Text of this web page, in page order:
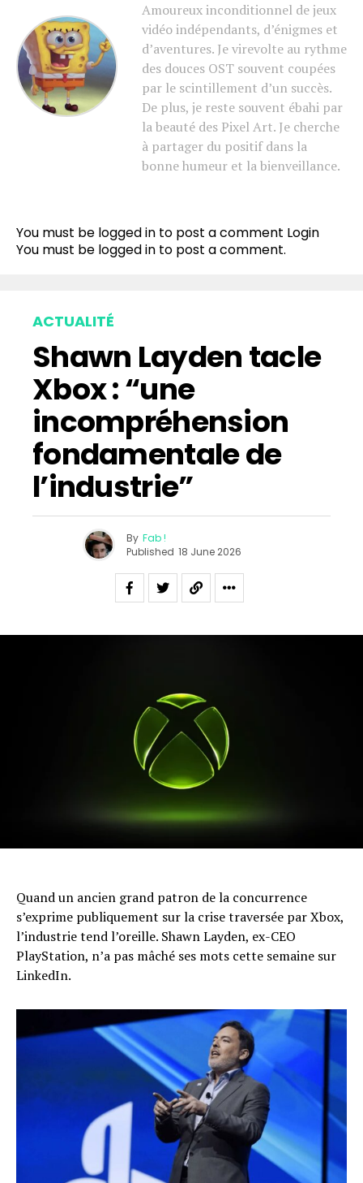
Amoureux inconditionnel de jeux
vidéo indépendants, d’énigmes et
d’aventures. Je virevolte au rythme
des douces OST souvent coupées
par le scintillement d’un succès.
De plus, je reste souvent ébahi par
la beauté des Pixel Art. Je cherche
à partager du positif dans la
bonne humeur et la bienveillance.
You must be logged in to post a comment Login
You must be logged in to post a comment.
ACTUALITÉ
Shawn Layden tacle
Xbox : “une
incompréhension
fondamentale de
l’industrie”
By Fab !
Published 18 June 2026
Quand un ancien grand patron de la concurrence
s’exprime publiquement sur la crise traversée par Xbox,
l’industrie tend l’oreille. Shawn Layden, ex-CEO
PlayStation, n’a pas mâché ses mots cette semaine sur
LinkedIn.